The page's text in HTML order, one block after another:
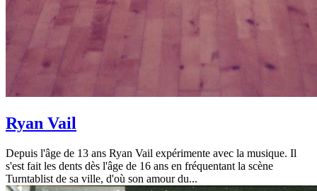
Ryan Vail
Depuis l'âge de 13 ans Ryan Vail expérimente avec la musique. Il
s'est fait les dents dès l'âge de 16 ans en fréquentant la scène
Turntablist de sa ville, d'où son amour du...